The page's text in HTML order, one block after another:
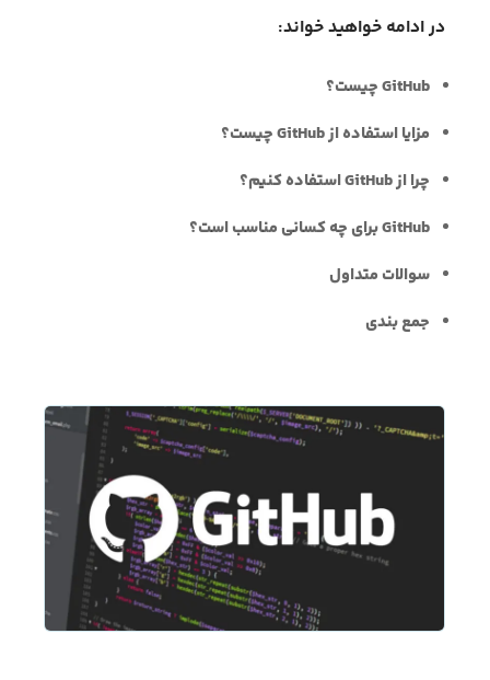
در ادامه خواهید خواند:
GitHub چیست؟
مزایا استفاده از GitHub چیست؟
چرا از GitHub استفاده کنیم؟
GitHub برای چه کسانی مناسب است؟
سوالات متداول
جمع بندی